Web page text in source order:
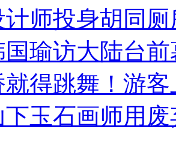
师投身胡同
瑜访大陆台
得跳舞！游客
玉石画师用